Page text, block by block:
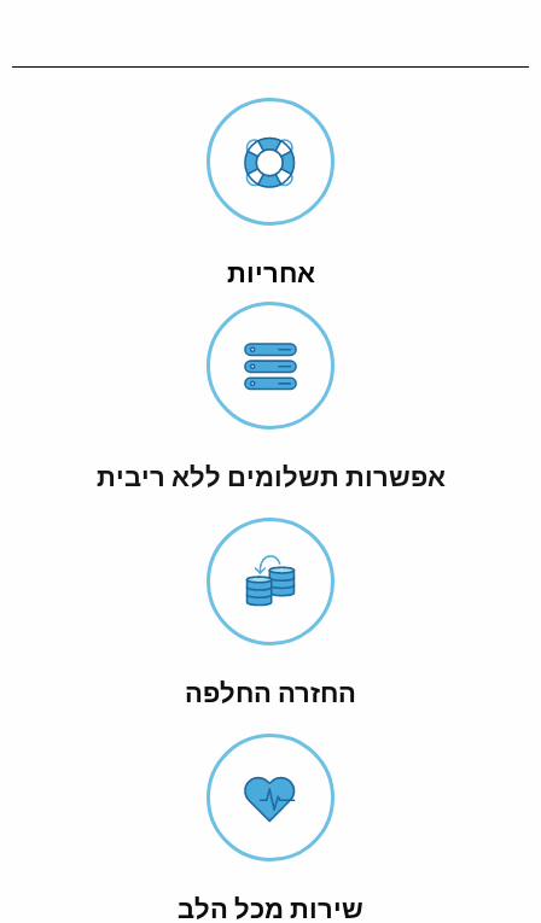
אחריות
אפשרות תשלומים ללא ריבית
החזרה החלפה
שירות מכל הלב